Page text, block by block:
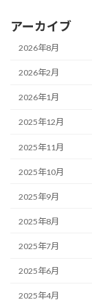
アーカイブ
2026年8月
2026年2月
2026年1月
2025年12月
2025年11月
2025年10月
2025年9月
2025年8月
2025年7月
2025年6月
2025年4月